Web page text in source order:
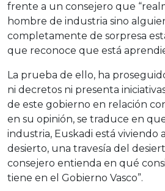
frente a un consejero que
hombre de industria sino
completamente de sorpresa
que reconoce que está
La prueba de ello, ha
ni decretos ni presenta
de este gobierno en relación
en su opinión, se traduce en
industria, Euskadi está viviendo
desierto, una travesía del
consejero entienda en qué
tiene en el Gobierno Vasco”.